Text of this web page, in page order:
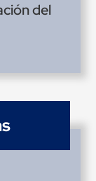
del